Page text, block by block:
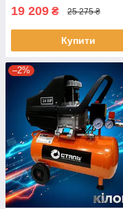
19 209 ₴ 25 275 ₴
Купити
–2%